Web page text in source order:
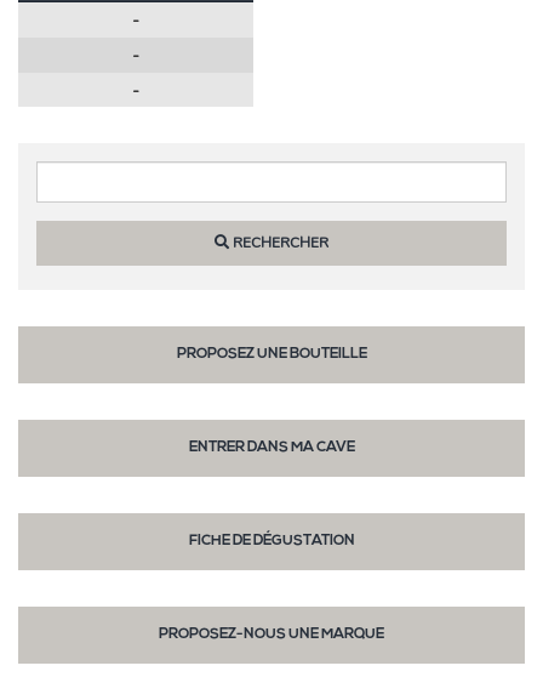
-
-
-
RECHERCHER
PROPOSEZ UNE BOUTEILLE
ENTRER DANS MA CAVE
FICHE DE DÉGUSTATION
PROPOSEZ-NOUS UNE MARQUE